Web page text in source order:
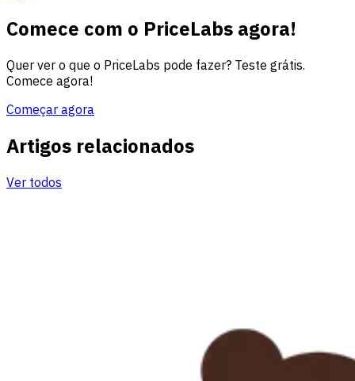
Comece com o PriceLabs agora!
Quer ver o que o PriceLabs pode fazer? Teste grátis.
Comece agora!
Começar agora
Artigos relacionados
Ver todos